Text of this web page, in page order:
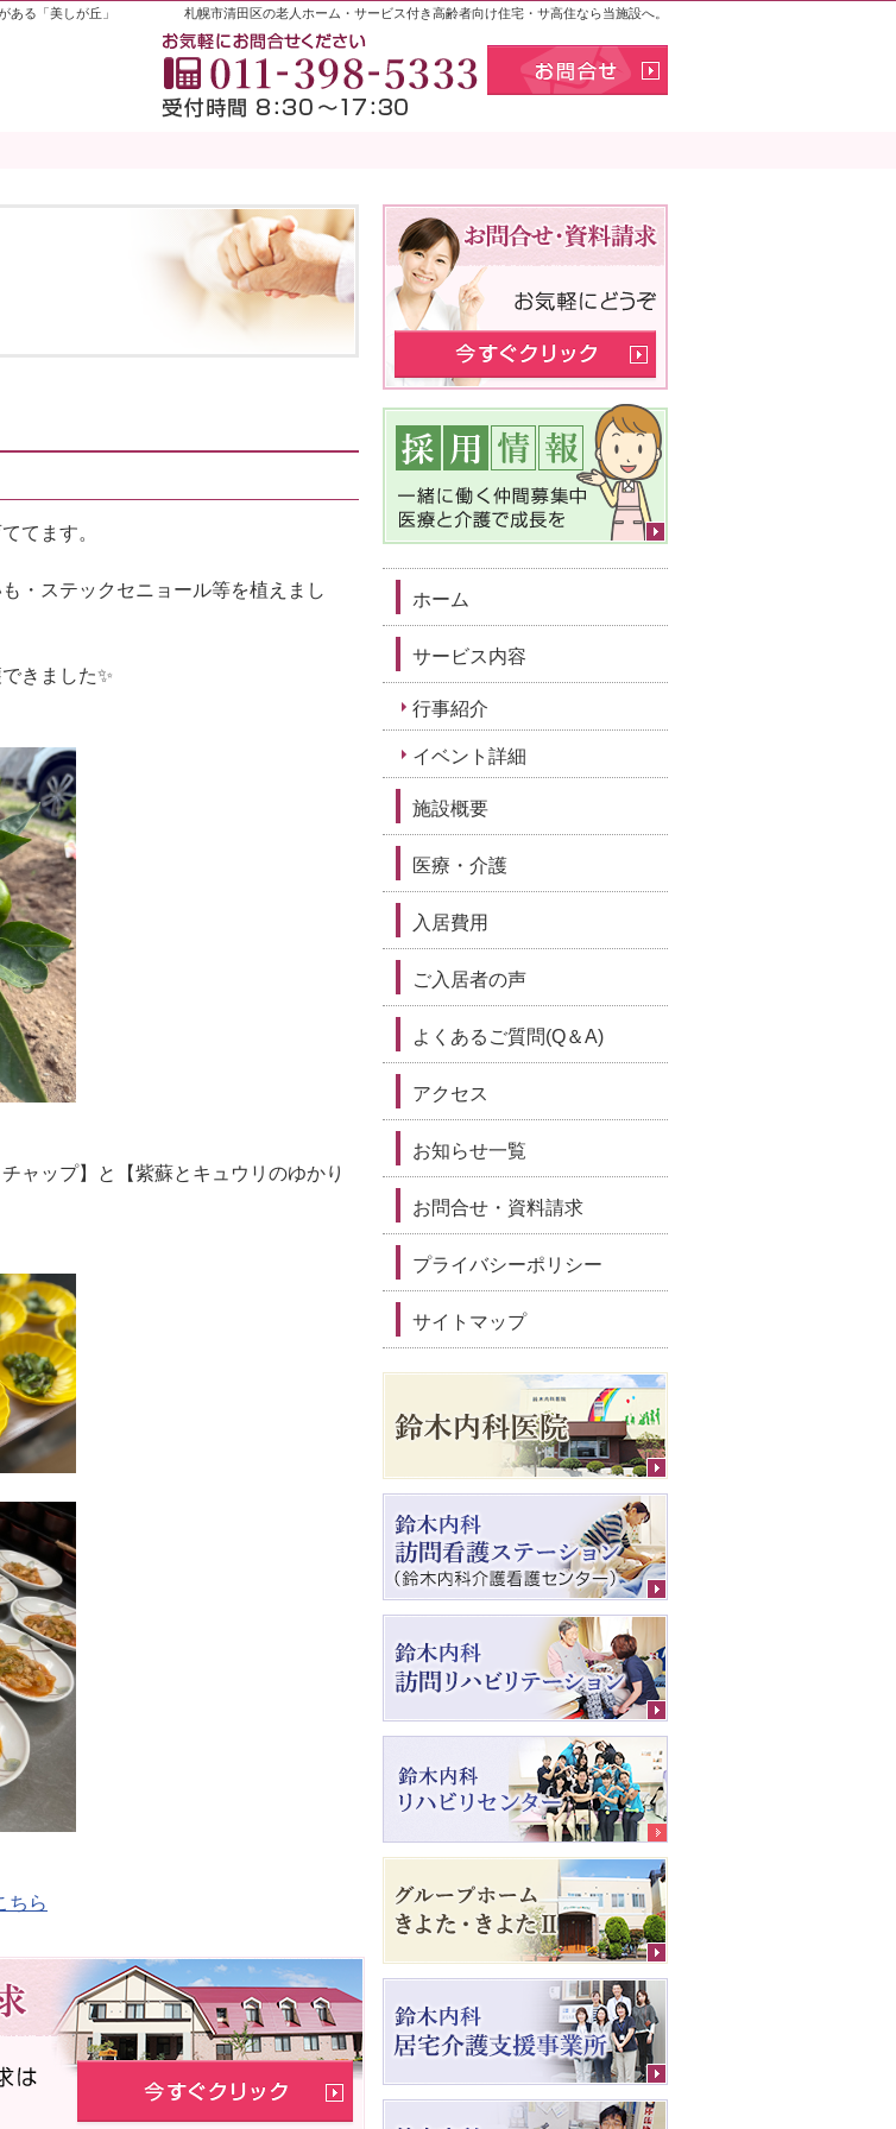
札幌市清田区の老人ホーム・サービス付き高齢者向け住宅・サ高住なら当施設へ。
ある「美しが丘」
てます。
・ステックセニョール等を植えまし
きました✨
ャップ】と【紫蘇とキュウリのゆかり
ちら
ホーム
サービス内容
行事紹介
イベント詳細
施設概要
医療・介護
入居費用
ご入居者の声
よくあるご質問(Q＆A)
アクセス
お知らせ一覧
お問合せ・資料請求
プライバシーポリシー
サイトマップ